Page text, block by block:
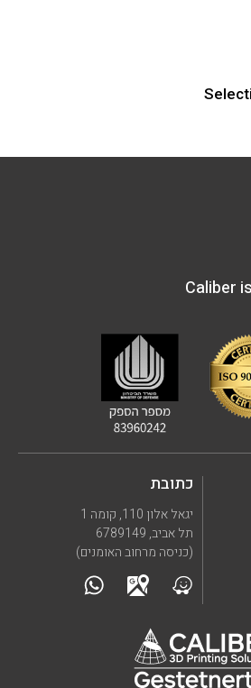
כתובת
יגאל אלון 110, קומה 1
תל אביב, 6789149
(כניסה מרחוב האומנים)
Caliber